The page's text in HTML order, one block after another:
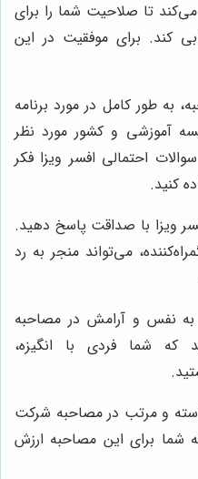
تا صلاحیت شما را برای
کند. برای موفقیت در این
به طور کامل در مورد برنامه
آموزشی و کشور مورد نظر
احتمالی افسر ویزا فکر
کنید.
ویزا با صداقت پاسخ دهید.
می‌تواند منجر به رد
به نفس و آرامش در مصاحبه
شما فردی با انگیزه،
و مرتب در مصاحبه شرکت
شما برای این مصاحبه ارزش